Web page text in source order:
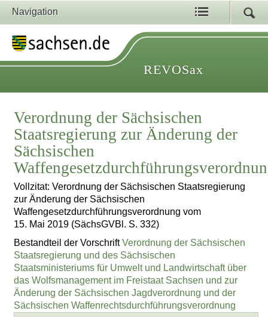
Navigation
REVOSax
Verordnung der Sächsischen
Staatsregierung zur Änderung der
Sächsischen
Vollzitat: Verordnung der Sächsischen Staatsregierung
zur Änderung der Sächsischen
Waffengesetzdurchführungsverordnung vom
15. Mai 2019 (SächsGVBl. S. 332)
Bestandteil der VorschriftVerordnung der Sächsischen
Staatsregierung und des Sächsischen
Staatsministeriums für Umwelt und Landwirtschaft über
das Wolfsmanagement im Freistaat Sachsen und zur
Änderung der Sächsischen Jagdverordnung und der
Sächsischen Waffenrechtsdurchführungsverordnung